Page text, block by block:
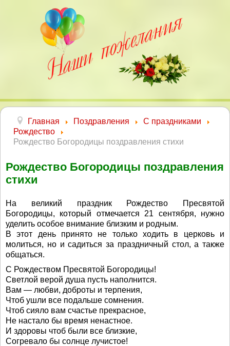
Главная Поздравления
С праздниками
Рождество
Рождество Богородицы поздравления стихи
Рождество Богородицы поздравления
стихи
На великий праздник Рождество Пресвятой
Богородицы, который отмечается 21 сентября, нужно
уделить особое внимание близким и родным.
В этот день принято не только ходить в церковь и
молиться, но и садиться за праздничный стол, а также
общаться.
С Рождеством Пресвятой Богородицы!
Светлой верой душа пусть наполнится.
Вам — любви, доброты и терпения,
Чтоб ушли все подальше сомнения.
Чтоб сияло вам счастье прекрасное,
Не настало бы время ненастное.
И здоровы чтоб были все близкие,
Согревало бы солнце лучистое!